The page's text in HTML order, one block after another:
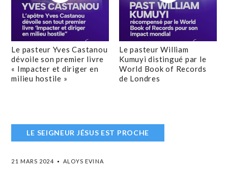
Le pasteur Yves Castanou
dévoile son premier livre
« Impacter et diriger en
milieu hostile »
Le pasteur William
Kumuyi distingué par le
World Book of Records
de Londres
LE SEIGNEUR JÉSUS EST PROCHE
21 MARS 2024 ALOYS EVINA